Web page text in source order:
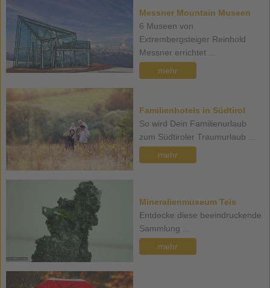
Messner Mountain Museen
6 Museen von
Extrembergsteiger Reinhold
Messner errichtet ...
mehr
Familienhotels in Südtirol
So wird Dein Familienurlaub
zum Südtiroler Traumurlaub ...
mehr
Mineralienmuseum Teis
Entdecke diese beeindruckende
Sammlung ...
mehr